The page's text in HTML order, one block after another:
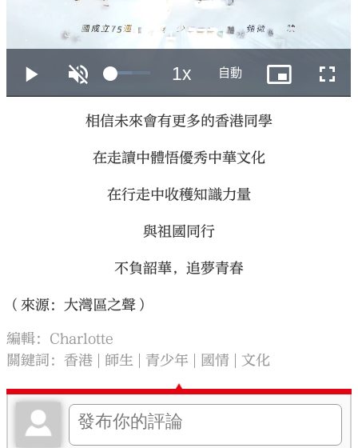
相信未來會有更多的香港同學
在走讀中體悟優秀中華文化
在行走中收穫知識力量
與祖國同行
不負韶華，追夢青春
（來源：大灣區之聲）
編輯：Charlotte
關鍵詞： 香港 師生 青少年 國情 文化